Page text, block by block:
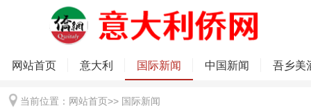
网站首页 意大利 国际新闻 中国新闻 吾乡美
当前位置： 网站首页>> 国际新闻